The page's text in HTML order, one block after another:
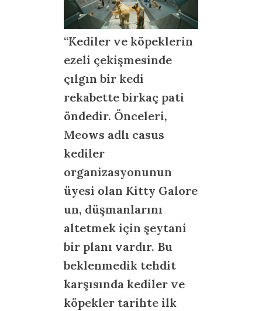
“Kediler ve köpeklerin
ezeli çekişmesinde
çılgın bir kedi
rekabette birkaç pati
öndedir. Önceleri,
Meows adlı casus
kediler
organizasyonunun
üyesi olan Kitty Galore
un, düşmanlarını
altetmek için şeytani
bir planı vardır. Bu
beklenmedik tehdit
karşısında kediler ve
köpekler tarihte ilk